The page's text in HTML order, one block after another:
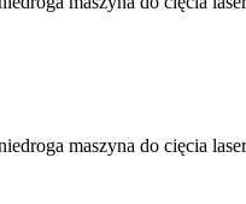
maszyna do cięcia